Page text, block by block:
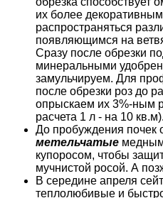
их более
распространяться
появляющимся на
Сразу после обрезки
минеральными
замульчируем. Для
после обрезки роз до
опрыскаем их 3%-ным
расчета 1 л - на 10 кв.м).
До пробуждения почек
метельчатые
купоросом, чтобы
мучнистой росой. А
В середине апреля
теплолюбивые и